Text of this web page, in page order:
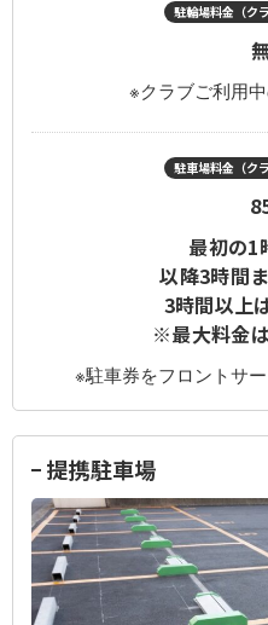
Close
駐輪場料金（ク
※クラブご利用
駐車場料金（ク
最初の1
以降3時間
3時間以上
※最大料金
※駐車券をフロントサ
提携駐車場